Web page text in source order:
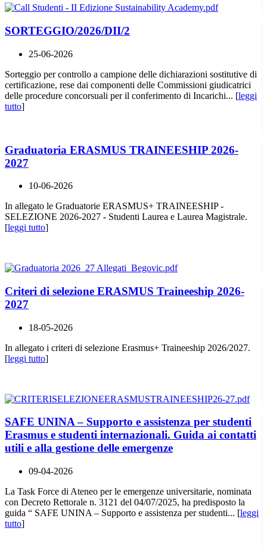
SORTEGGIO/2026/DII/2
25-06-2026
Sorteggio per controllo a campione delle dichiarazioni sostitutive di
certificazione, rese dai componenti delle Commissioni giudicatrici
delle procedure concorsuali per il conferimento di Incarichi... [leggi
tutto]
Graduatoria ERASMUS TRAINEESHIP 2026-
2027
10-06-2026
In allegato le Graduatorie ERASMUS+ TRAINEESHIP -
SELEZIONE 2026-2027 - Studenti Laurea e Laurea Magistrale.
[leggi tutto]
Criteri di selezione ERASMUS Traineeship 2026-
2027
18-05-2026
In allegato i criteri di selezione Erasmus+ Traineeship 2026/2027.
[leggi tutto]
SAFE UNINA – Supporto e assistenza per studenti
Erasmus e studenti internazionali. Guida ai contatti
utili e alla gestione delle emergenze
09-04-2026
La Task Force di Ateneo per le emergenze universitarie, nominata
con Decreto Rettorale n. 3121 del 04/07/2025, ha predisposto la
guida “ SAFE UNINA – Supporto e assistenza per studenti... [leggi
tutto]